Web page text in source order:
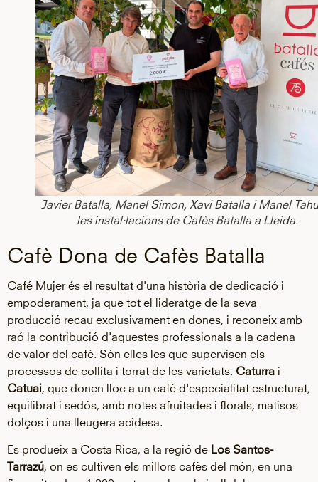
Javier Batalla, Manel Simon, Xavi Batalla i Manel
les instal·lacions de Cafès Batalla a Lleida.
Cafè Dona de Cafès Batalla
Café Mujer és el resultat d'una història de dedicació i
empoderament, ja que tot el lideratge de la seva
producció recau exclusivament en dones, i reconeix amb
raó la contribució d'aquestes professionals a la cadena
de valor del cafè. Són elles les que supervisen els
processos de collita i torrat de les varietats. Caturra i
Catuai , que donen lloc a un cafè d'especialitat estructurat,
equilibrat i sedós, amb notes afruitades i florals, matisos
dolços i una lleugera acidesa.
Es produeix a Costa Rica, a la regió de Los Santos-
Tarrazú , on es cultiven els millors cafès del món, en una